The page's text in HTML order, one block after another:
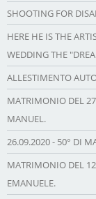
SHOOTING FOR
HERE HE IS THE
WEDDING THE
ALLESTIMENTO
MATRIMONIO DEL
MANUEL.
26.09.2020 - 50° DI
MATRIMONIO DEL
EMANUELE.